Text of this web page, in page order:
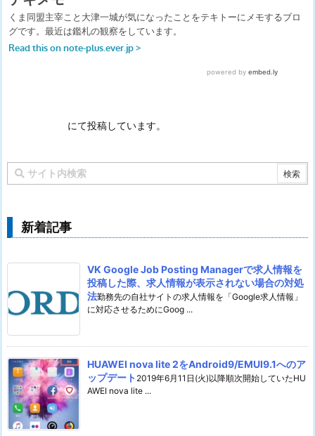
にて投稿しています。
新着記事
VK Google Job Posting Managerで求人情報を
投稿した際、求人情報が表示されない場合の対処
法勤務先の自社サイトの求人情報を「Google求人情報」
に対応させるためにGoog ...
HUAWEI nova lite 2をAndroid9/EMUI9.1へのア
ップデート 2019年6月11日(火)以降順次開始していたHU
AWEI nova lite ...